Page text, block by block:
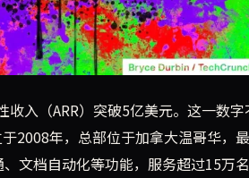
业大规模客户采纳。与此同时，
入（ARR）突破5亿美元。这一数字
2008年，总部位于加拿大温哥华，最
文档自动化等功能，服务超过15万名